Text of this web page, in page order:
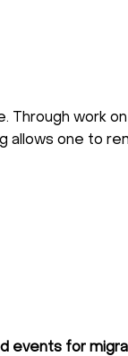
work
one to
events for